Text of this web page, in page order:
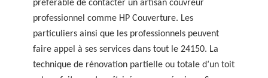
préférable de contacter un artisan couvreur
professionnel comme HP Couverture. Les
particuliers ainsi que les professionnels peuvent
faire appel à ses services dans tout le 24150. La
technique de rénovation partielle ou totale d’un toit